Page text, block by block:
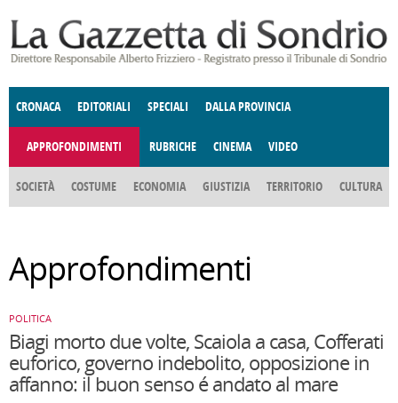
CRONACA EDITORIALI SPECIALI DALLA PROVINCIA
APPROFONDIMENTI
SOCIETÀ COSTUME ECONOMIA GIUSTIZIA TERRITORIO CULTURA
RUBRICHE
DELLE IDEE FATTI DELLO SPIRITO CCCVA
CINEMA VIDEO
Approfondimenti
POLITICA
Biagi morto due volte, Scaiola a casa, Cofferati
euforico, governo indebolito, opposizione in
affanno: il buon senso é andato al mare